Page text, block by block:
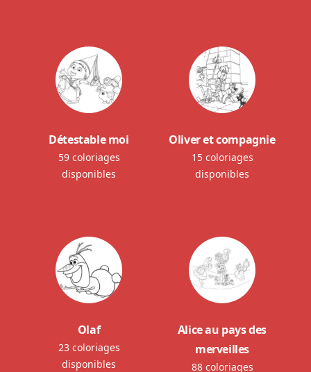
Détestable moi
59 coloriages
disponibles
Oliver et compagnie
15 coloriages
disponibles
Olaf
23 coloriages
disponibles
Alice au pays des
merveilles
88 coloriages